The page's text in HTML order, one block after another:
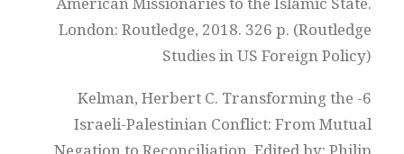
American Missionaries to the Islamic State.
London: Routledge, 2018. 326 p. (Routledge
Studies in US Foreign Policy)
6- Kelman, Herbert C. Transforming the
Israeli-Palestinian Conflict: From Mutual